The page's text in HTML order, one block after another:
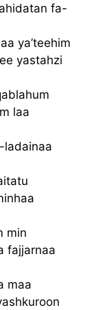
fa-
ya’teehim
yastahzi
laa
ladainaa
min
fajjarnaa
maa